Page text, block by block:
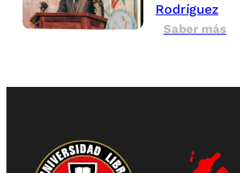
Rodríguez
Saber más